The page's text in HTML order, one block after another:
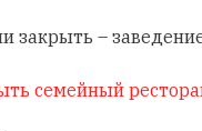
закрыть –
семейный